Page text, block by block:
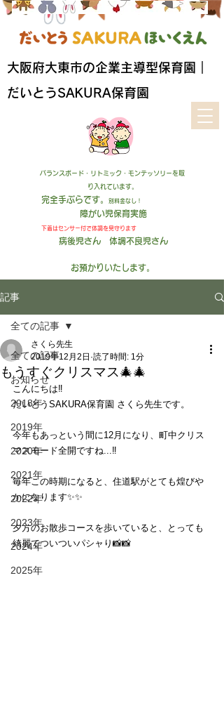
​大阪府大東市の企業主導型保育園｜
だいとうSAKURA保育園
バランスボード・リトミック・モンテッソリーを取
り入れています。
完全手ぶらです。 別料金なし！
障がい児保育実施
下着はセンサー付で体調を見守ります
病後児さん 体調不良児さん
お預かりいたします。
記事
全ての記事
お知らせ
2018年
2019年
2020年
2021年
2022年
2023年
2024年
2025年
全ての記事
もうすぐクリスマス🎄🎄
さくら先生
2019年12月2日 読了時間: 1分
こんにちは‼️
だいとうSAKURA保育園 さくら先生です。
今年もあっという間に12月になり、町中クリス
マスモード全開ですね...‼️
毎年この時期になると、住道駅がとても煌びや
かになります✨✨
夕方のお散歩コースを歩いていると、とっても
綺麗でついついパシャり📸📸